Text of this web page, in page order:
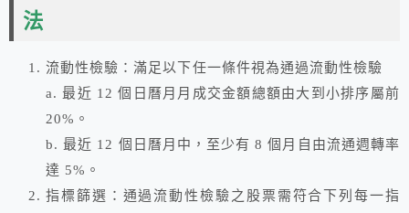
法
流動性檢驗：滿足以下任一條件視為通過流動性檢驗
a. 最近 12 個日曆月月成交金額總額由大到小排序屬前
20%。
b. 最近 12 個日曆月中，至少有 8 個月自由流通週轉率
達 5%。
指標篩選：通過流動性檢驗之股票需符合下列每一指